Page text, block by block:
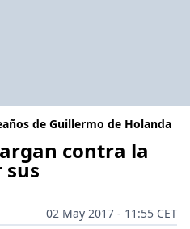
de Guillermo de Holanda
contra la
sus
02 May 2017 - 11:55 CET